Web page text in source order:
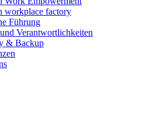
workplace factory
Führung
Verantwortlichkeiten
& Backup